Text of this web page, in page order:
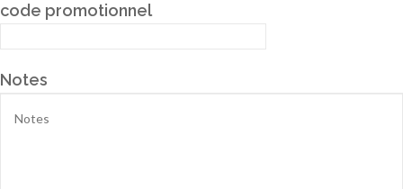
code promotionnel
Notes